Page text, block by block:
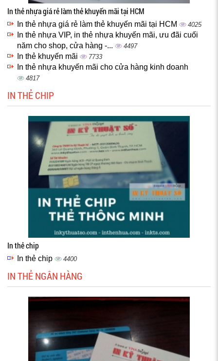
In thẻ nhựa giá rẻ làm thẻ khuyến mãi tại HCM
In thẻ nhựa giá rẻ làm thẻ khuyến mãi tại HCM 4025
In thẻ nhựa VIP, in thẻ nhựa khuyến mãi, ưu đãi cuối
năm cho shop, cửa hàng -...
4497
In thẻ khuyến mãi 7733
In thẻ nhựa khuyến mãi cho cửa hàng kinh doanh
4817
IN THẺ CHIP
In thẻ chip
In thẻ chip 4400
IN THẺ NGÂN HÀNG